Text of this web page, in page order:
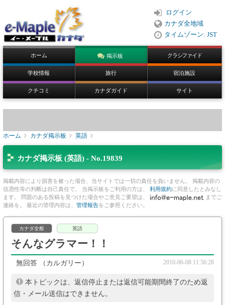
ログイン
カナダ全地域
タイムゾーン: JST
ホーム 掲示板 クラシファイド
学校情報 旅行 宿泊施設
クチコミ カナダガイド サイト
ホーム カナダ掲示板 英語
カナダ掲示板 (英語) - No.19839
掲載内容により損害を被った場合、当サイトでは一切の責任を負いません。 掲載内容の
信憑性等の判断は自己責任で。 当掲示板をご利用の方は、 利用規約に同意したとみなし
ます。 問題のある投稿を見つけた場合やご意見ご要望は、
までご
連絡を。 最近の管理内容は、 管理報告をご参照ください。
カナダ全般 英語
そんなグラマー！！
無回答 （カルガリー） 2010-06-08 11:56:28
本トピックは、返信停止または返信可能期間終了のため返
信・メール送信はできません。